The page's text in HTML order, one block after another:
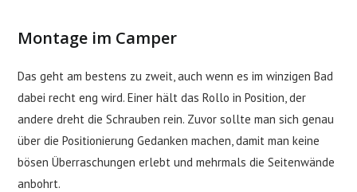
Montage im Camper
Das geht am bestens zu zweit, auch wenn es im winzigen Bad
dabei recht eng wird. Einer hält das Rollo in Position, der
andere dreht die Schrauben rein. Zuvor sollte man sich genau
über die Positionierung Gedanken machen, damit man keine
bösen Überraschungen erlebt und mehrmals die Seitenwände
anbohrt.